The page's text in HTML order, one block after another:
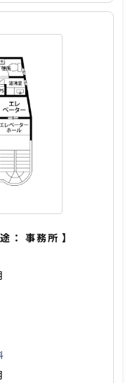
途：事務所 】